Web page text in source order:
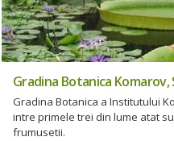
Gradina Botanica
Gradina Botanica a Institutului
intre primele trei din lume atat
frumusetii.